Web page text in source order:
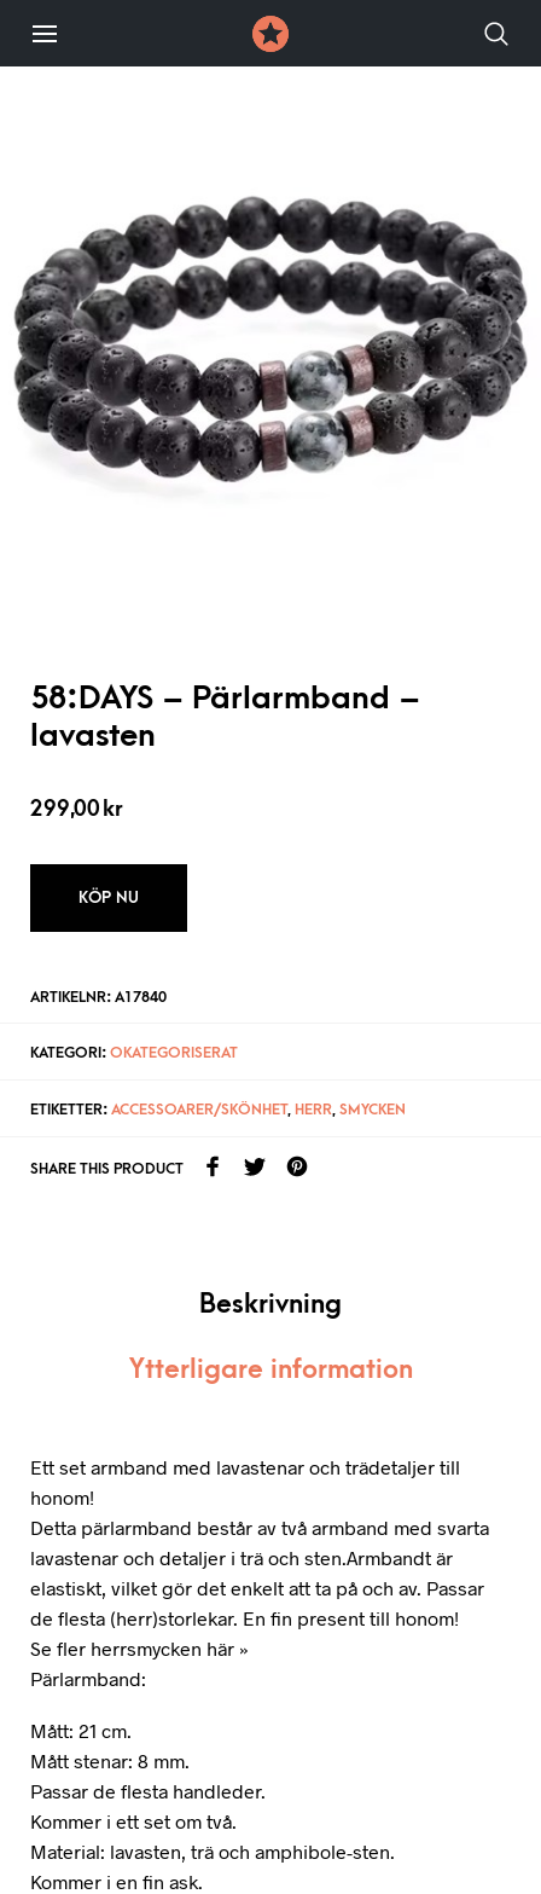
58:DAYS – Pärlarmband –
lavasten
299,00 kr
KÖP NU
ARTIKELNR: A17840
KATEGORI: OKATEGORISERAT
ETIKETTER: ACCESSOARER/SKÖNHET, HERR, SMYCKEN
SHARE THIS PRODUCT
Beskrivning
Ytterligare information
Ett set armband med lavastenar och trädetaljer till
honom!
Detta pärlarmband består av två armband med svarta
lavastenar och detaljer i trä och sten.Armbandt är
elastiskt, vilket gör det enkelt att ta på och av. Passar
de flesta (herr)storlekar. En fin present till honom!
Se fler herrsmycken här »
Pärlarmband:
Mått: 21 cm.
Mått stenar: 8 mm.
Passar de flesta handleder.
Kommer i ett set om två.
Material: lavasten, trä och amphibole-sten.
Kommer i en fin ask.